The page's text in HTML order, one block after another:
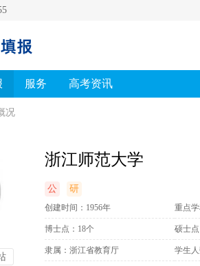
服务 高考资讯
况
浙江师范大学
公 研
创建时间：1956年 重点
博士点：18个 硕士
隶属：浙江省教育厅 学生